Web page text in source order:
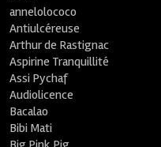
annelolococo
Antiulcéreuse
Arthur de Rastignac
Aspirine Tranquillité
Assi Pychaf
Audiolicence
Bacalao
Bibi Mati